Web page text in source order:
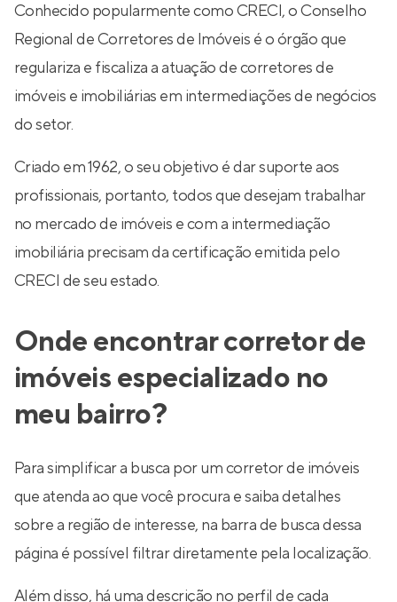
Conhecido popularmente como CRECI, o Conselho
Regional de Corretores de Imóveis é o órgão que
regulariza e fiscaliza a atuação de corretores de
imóveis e imobiliárias em intermediações de negócios
do setor.
Criado em 1962, o seu objetivo é dar suporte aos
profissionais, portanto, todos que desejam trabalhar
no mercado de imóveis e com a intermediação
imobiliária precisam da certificação emitida pelo
CRECI de seu estado.
Onde encontrar corretor de
imóveis especializado no
meu bairro?
Para simplificar a busca por um corretor de imóveis
que atenda ao que você procura e saiba detalhes
sobre a região de interesse, na barra de busca dessa
página é possível filtrar diretamente pela localização.
Além disso, há uma descrição no perfil de cada